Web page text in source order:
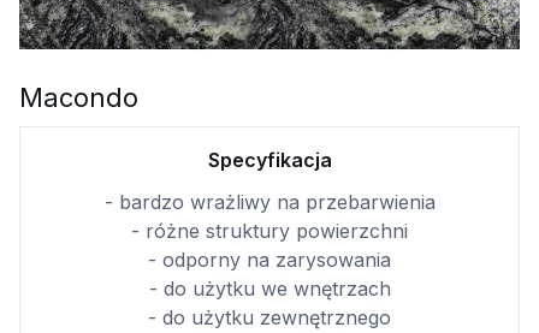
Macondo
Specyfikacja
- bardzo wrażliwy na przebarwienia
- różne struktury powierzchni
- odporny na zarysowania
- do użytku we wnętrzach
- do użytku zewnętrznego